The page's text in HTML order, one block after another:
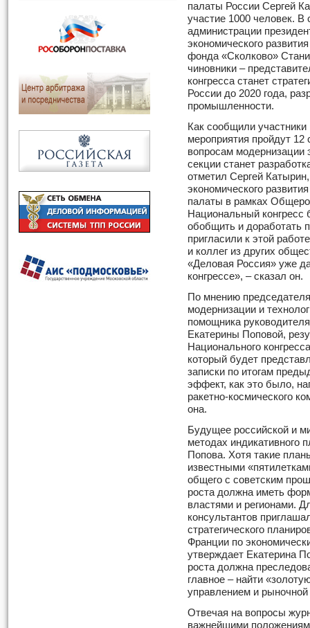
палаты России Сергей
участие 1000 человек. В
администрации
экономического
фонда «Сколково»
чиновники –
конгресса станет
России до 2020 года,
промышленности.
Как сообщили
мероприятия пройдут
вопросам модернизации
секции станет
отметил Сергей
экономического
палаты в рамках
Национальный
обобщить и доработать
пригласили к этой
и коллег из других
«Деловая Россия» уже
конгрессе», – сказал он.
По мнению
модернизации и
помощника
Екатерины Поповой,
Национального
который будет
записки по итогам
эффект, как это было,
ракетно-космического
она.
Будущее российской и
методах индикативного
Попова. Хотя такие
известными
общего с советским
роста должна иметь
властями и регионами.
консультантов
стратегического
Франции по
утверждает Екатерина
роста должна
главное – найти
управлением и
Отвечая на вопросы
важнейшими